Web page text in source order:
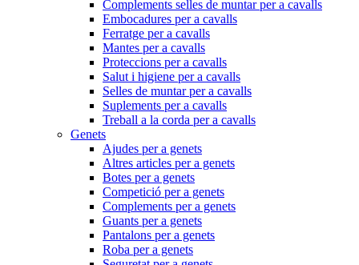
Complements selles de muntar per a cavalls
Embocadures per a cavalls
Ferratge per a cavalls
Mantes per a cavalls
Proteccions per a cavalls
Salut i higiene per a cavalls
Selles de muntar per a cavalls
Suplements per a cavalls
Treball a la corda per a cavalls
Genets
Ajudes per a genets
Altres articles per a genets
Botes per a genets
Competició per a genets
Complements per a genets
Guants per a genets
Pantalons per a genets
Roba per a genets